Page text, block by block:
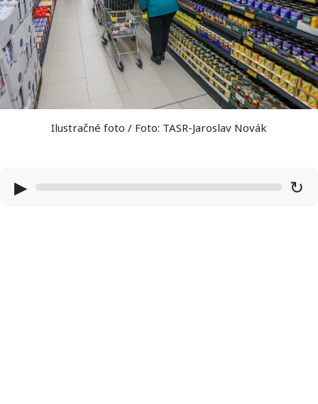
Ilustračné foto / Foto: TASR-Jaroslav Novák
▶ ↻